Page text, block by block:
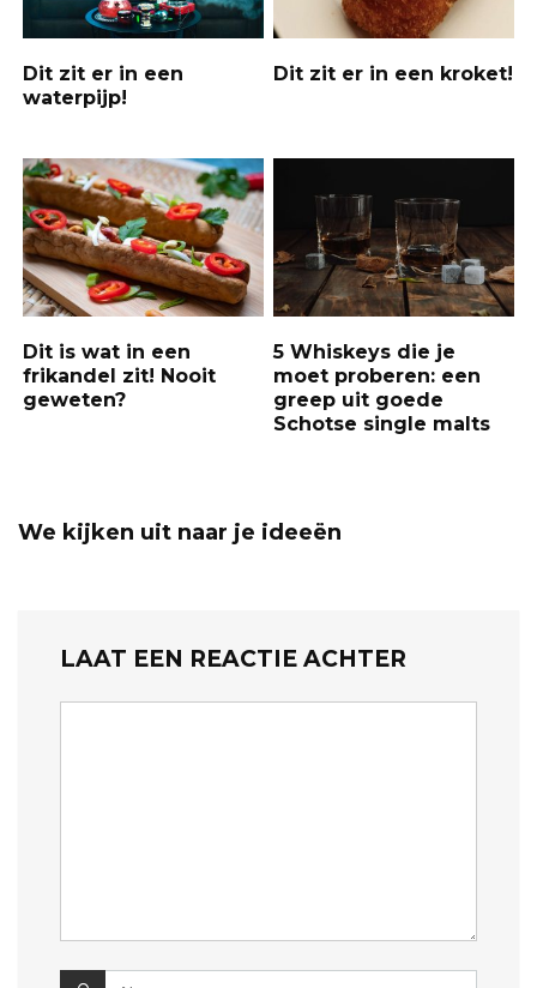
Dit zit er in een
waterpijp!
Dit zit er in een kroket!
Dit is wat in een
frikandel zit! Nooit
geweten?
5 Whiskeys die je
moet proberen: een
greep uit goede
Schotse single malts
We kijken uit naar je ideeën
LAAT EEN REACTIE ACHTER